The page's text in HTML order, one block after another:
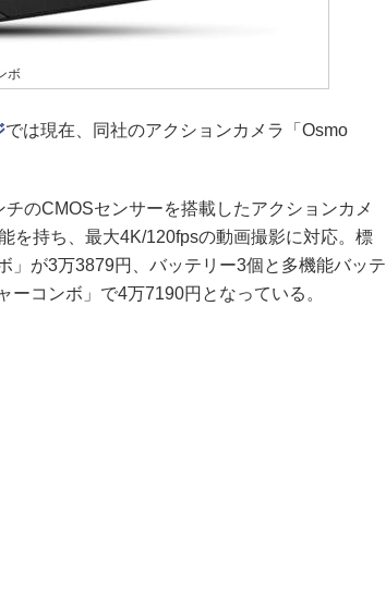
ボ
では現在、同社のアクションカメラ「Osmo
のCMOSセンサーを搭載したアクションカメ
を持ち、最大4K/120fpsの動画撮影に対応。標
」が3万3879円、バッテリー3個と多機能バッテ
ーコンボ」で4万7190円となっている。